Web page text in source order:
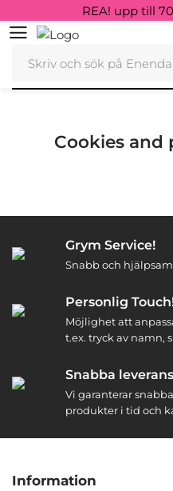
REA! upp till
Cookies and
Grym Service!
Snabb och
Personlig
Möjlighet att
t.ex. tryck av namn,
Snabba
Vi garanterar
produkter i tid och
Information